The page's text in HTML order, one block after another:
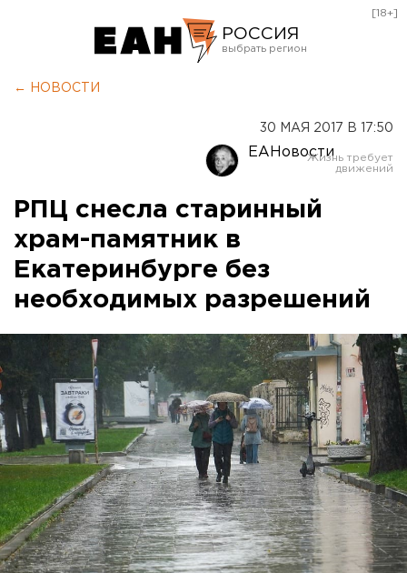
РОССИЯ
Оренбург
[18+]
← НОВОСТИ
30 МАЯ 2017 В 17:50
ЕАНовости
РПЦ снесла старинный
храм-памятник в
Екатеринбурге без
необходимых разрешений